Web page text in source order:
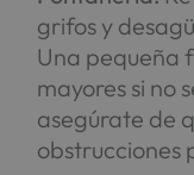
grifos y
Una pequeña
mayores si no
asegúrate de
obstrucciones